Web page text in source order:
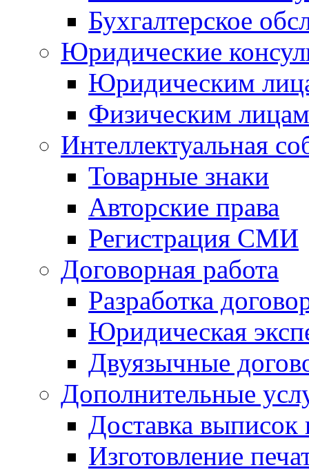
Бухгалтерское
Юридические
Юридическим
Физическим лицам
Интеллектуальная
Товарные знаки
Авторские права
Регистрация СМИ
Договорная работа
Разработка
Юридическая
Двуязычные
Дополнительные
Доставка
Изготовление